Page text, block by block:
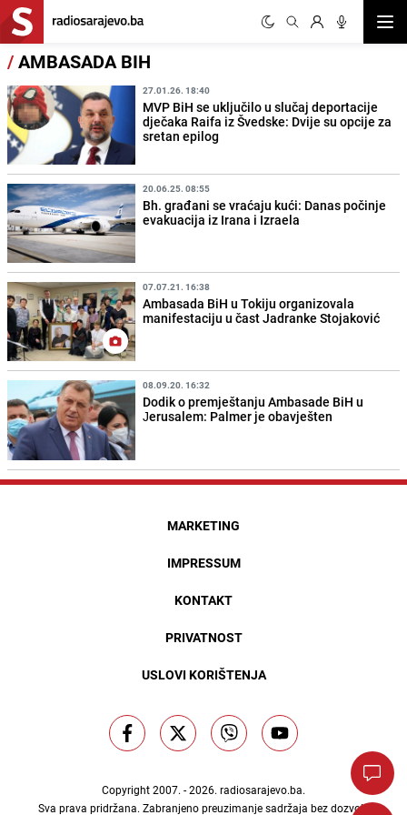
/AMBASADA BIH
27.01.26. 18:40
MVP BiH se uključilo u slučaj deportacije
dječaka Raifa iz Švedske: Dvije su opcije za
sretan epilog
20.06.25. 08:55
Bh. građani se vraćaju kući: Danas počinje
evakuacija iz Irana i Izraela
07.07.21. 16:38
Ambasada BiH u Tokiju organizovala
manifestaciju u čast Jadranke Stojaković
08.09.20. 16:32
Dodik o premještanju Ambasade BiH u
Јerusalem: Palmer je obavješten
MARKETING
IMPRESSUM
KONTAKT
PRIVATNOST
USLOVI KORIŠTENJA
Copyright 2007. - 2026. radiosarajevo.ba.
Sva prava pridržana. Zabranjeno preuzimanje sadržaja bez dozvole